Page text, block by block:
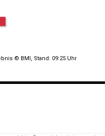
© BMI, Stand: 09:25 Uhr